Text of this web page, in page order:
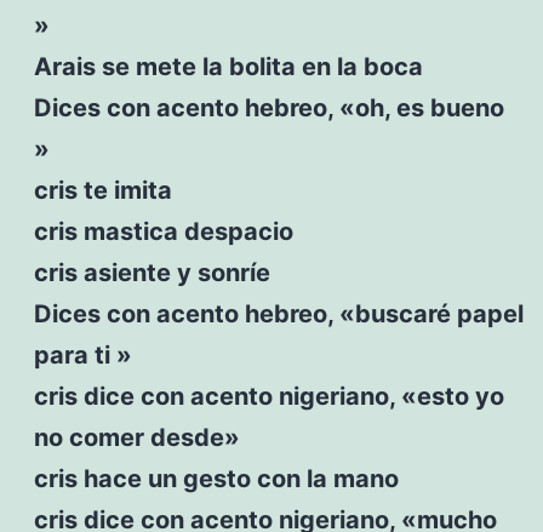
»
Arais se mete la bolita en la boca
Dices con acento hebreo, «oh, es bueno
»
cris te imita
cris mastica despacio
cris asiente y sonríe
Dices con acento hebreo, «buscaré papel
para ti »
cris dice con acento nigeriano, «esto yo
no comer desde»
cris hace un gesto con la mano
cris dice con acento nigeriano, «mucho